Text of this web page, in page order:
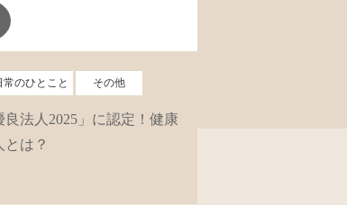
常のひとこと その他
良法人2025」に認定！健康
は？